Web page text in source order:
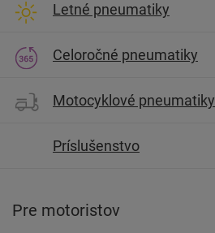
Letné pneumatiky
Celoročné pneumatiky
Motocyklové pneumatiky
Príslušenstvo
Pre motoristov